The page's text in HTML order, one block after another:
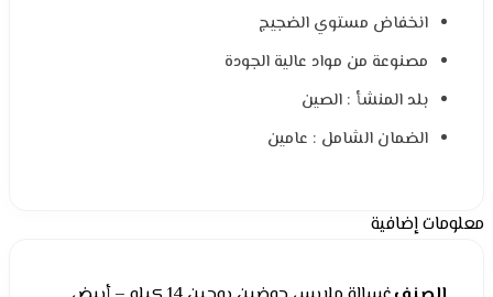
انخفاض مستوي الضجيج
مصنوعة من مواد عالية الجودة
بلد المنشأ : الصين
الضمان الشامل : عامين
معلومات إضافية